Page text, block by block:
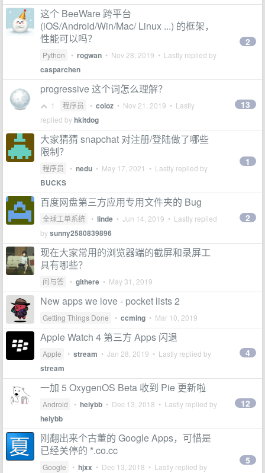
这个 BeeWare 跨平台
(iOS/Android/Win/Mac/ Linux ...) 的框架，
性能可以吗？
Python • rogwan • Nov 28, 2019 • Lastly replied by
casparchen
2
progressive 这个词怎么理解？
1 程序员 • coloz • Nov 21, 2019 • Lastly
replied byhkitdog
13
大家猜猜 snapchat 对注册/登陆做了哪些
限制？
程序员 • nedu • May 17, 2021 • Lastly replied by
BUCKS
1
百度网盘第三方应用专用文件夹的 Bug
全球工单系统 • linde • Jun 14, 2019 • Lastly replied
bysunny2580839896
2
现在大家常用的浏览器端的截屏和录屏工
具有哪些？
问与答 • githere • May 31, 2019
New apps we love - pocket lists 2
Getting Things Done • ccming • Mar 10, 2019
Apple Watch 4 第三方 Apps 闪退
Apple • stream • Jan 28, 2019 • Lastly replied by
stream
4
一加 5 OxygenOS Beta 收到 Pie 更新啦
Android • heiybb • Dec 13, 2018 • Lastly replied by
heiybb
12
刚翻出来个古董的 Google Apps，可惜是
已经关停的 *.co.cc
Google • hjxx • Dec 13, 2018 • Lastly replied by
5